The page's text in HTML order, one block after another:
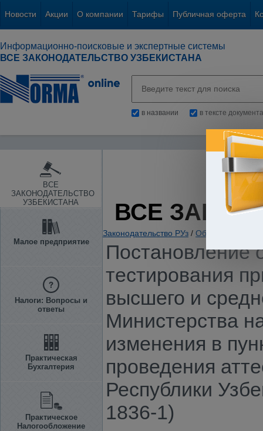
Новости Акции О компании Тарифы Публичная оферта
Информационно-поисковые и экспертные системы
ВСЕ ЗАКОНОДАТЕЛЬСТВО УЗБЕКИСТАНА
в названии в тексте документа
ВСЕ
ЗАКОНОДАТЕЛЬСТВО
УЗБЕКИСТАНА
Малое предприятие
Налоги: Вопросы и
ответы
Практическая
Бухгалтерия
Практическое
Налогообложение
ВСЕ
Законодательство РУз / Образование.
Постановление
тестирования
высшего и
Министерства
изменения в
проведения
Республики
1836-1)